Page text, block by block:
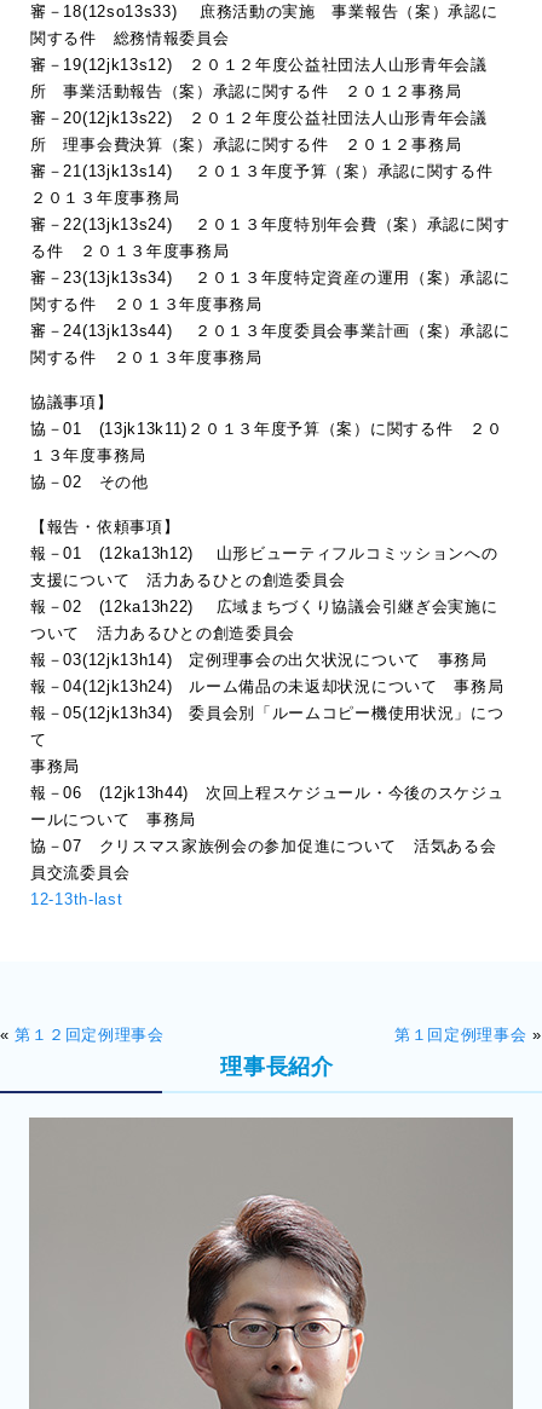
審－18(12so13s33) 庶務活動の実施 事業報告（案）承認に
関する件 総務情報委員会
審－19(12jk13s12) ２０１２年度公益社団法人山形青年会議
所 事業活動報告（案）承認に関する件 ２０１２事務局
審－20(12jk13s22) ２０１２年度公益社団法人山形青年会議
所 理事会費決算（案）承認に関する件 ２０１２事務局
審－21(13jk13s14) ２０１３年度予算（案）承認に関する件
２０１３年度事務局
審－22(13jk13s24) ２０１３年度特別年会費（案）承認に関す
る件 ２０１３年度事務局
審－23(13jk13s34) ２０１３年度特定資産の運用（案）承認に
関する件 ２０１３年度事務局
審－24(13jk13s44) ２０１３年度委員会事業計画（案）承認に
関する件 ２０１３年度事務局
協議事項】
協－01 (13jk13k11)２０１３年度予算（案）に関する件 ２０
１３年度事務局
協－02 その他
【報告・依頼事項】
報－01 (12ka13h12) 山形ビューティフルコミッションへの
支援について 活力あるひとの創造委員会
報－02 (12ka13h22) 広域まちづくり協議会引継ぎ会実施に
ついて 活力あるひとの創造委員会
報－03(12jk13h14) 定例理事会の出欠状況について 事務局
報－04(12jk13h24) ルーム備品の未返却状況について 事務局
報－05(12jk13h34) 委員会別「ルームコピー機使用状況」につ
て
事務局
報－06 (12jk13h44) 次回上程スケジュール・今後のスケジュ
ールについて 事務局
協－07 クリスマス家族例会の参加促進について 活気ある会
員交流委員会
12-13th-last
«第１２回定例理事会 第１回定例理事会 »
理事長紹介